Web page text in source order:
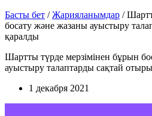
Басты бет /Жарияланымдар /
босату және жазаны ауыстыру
қаралды
Шартты түрде мерзімінен бұрын
ауыстыру талаптарды сақтай
1 декабря 2021